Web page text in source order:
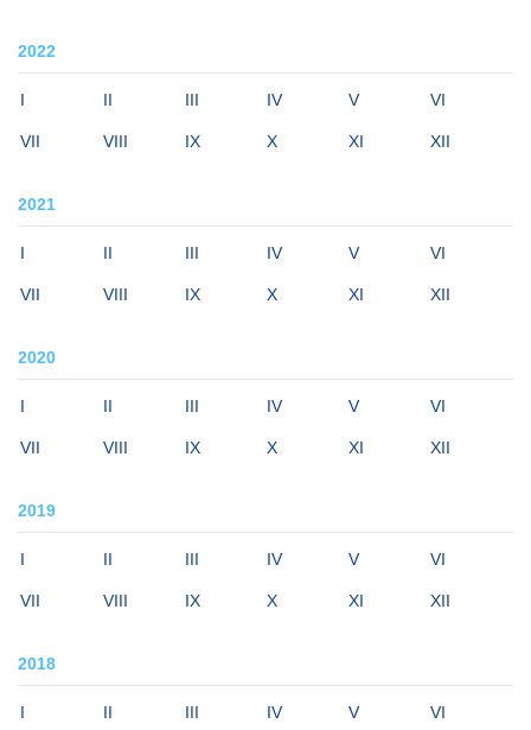
2022
I II III IV V VI
VII VIII IX X XI XII
2021
I II III IV V VI
VII VIII IX X XI XII
2020
I II III IV V VI
VII VIII IX X XI XII
2019
I II III IV V VI
VII VIII IX X XI XII
2018
I II III IV V VI